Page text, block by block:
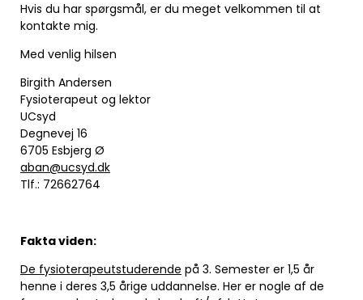
Hvis du har spørgsmål, er du meget velkommen til at
kontakte mig.
Med venlig hilsen
Birgith Andersen
Fysioterapeut og lektor
UCsyd
Degnevej 16
6705 Esbjerg Ø
aban@ucsyd.dk
Tlf.: 72662764
Fakta viden:
De fysioterapeutstuderende på 3. Semester er 1,5 år
henne i deres 3,5 årige uddannelse. Her er nogle af de